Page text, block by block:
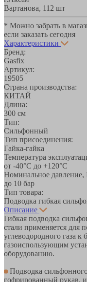
Вартанова, 11 2 шт
* Можно забрать в
если заказать сегодня
Характеристики
Бренд:
Gasfix
Артикул:
19505
Страна производства:
КИТАЙ
Длина:
300 см
Тип:
Сильфонный
Тип присоединения:
Гайка-гайка
Температура
от -40°С до +120°С
Номинальное
до 10 бар
Тип товара:
Подводка гибкая
Описание
Гибкая подводка
стали применяется для
углеводородного газа
газоиспользующим
оборудованию.
Подводка
гофрированный рукав,